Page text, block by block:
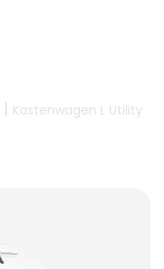
| Kastenwagen L Utility